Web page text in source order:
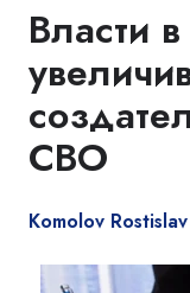
Власти
СВО
Komolov Rostislav